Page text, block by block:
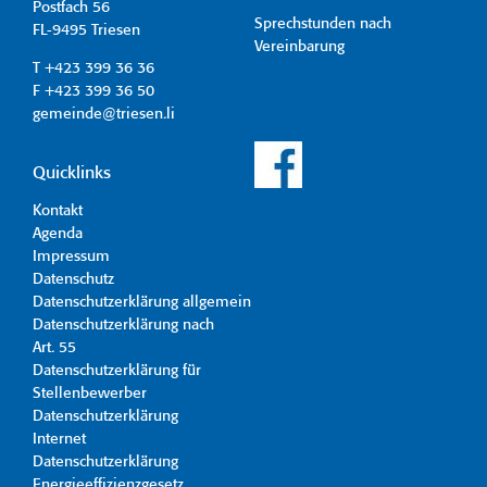
Postfach 56
FL-9495 Triesen
T +423 399 36 36
F +423 399 36 50
gemeinde@triesen.li
Sprechstunden nach
Vereinbarung
Quicklinks
Kontakt
Agenda
Impressum
Datenschutz
Datenschutzerklärung allgemein
Datenschutzerklärung nach
Art. 55
Datenschutzerklärung für
Stellenbewerber
Datenschutzerklärung
Internet
Datenschutzerklärung